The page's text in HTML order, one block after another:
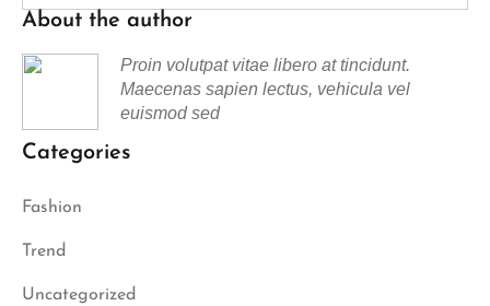
About the author
Proin volutpat vitae libero at tincidunt.
Maecenas sapien lectus, vehicula vel
euismod sed
Categories
Fashion
Trend
Uncategorized